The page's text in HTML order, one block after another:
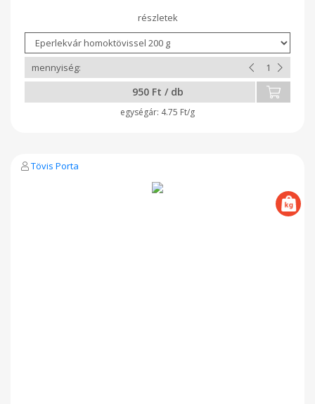
950 Ft / db
4.75 Ft/g
Tövis Porta